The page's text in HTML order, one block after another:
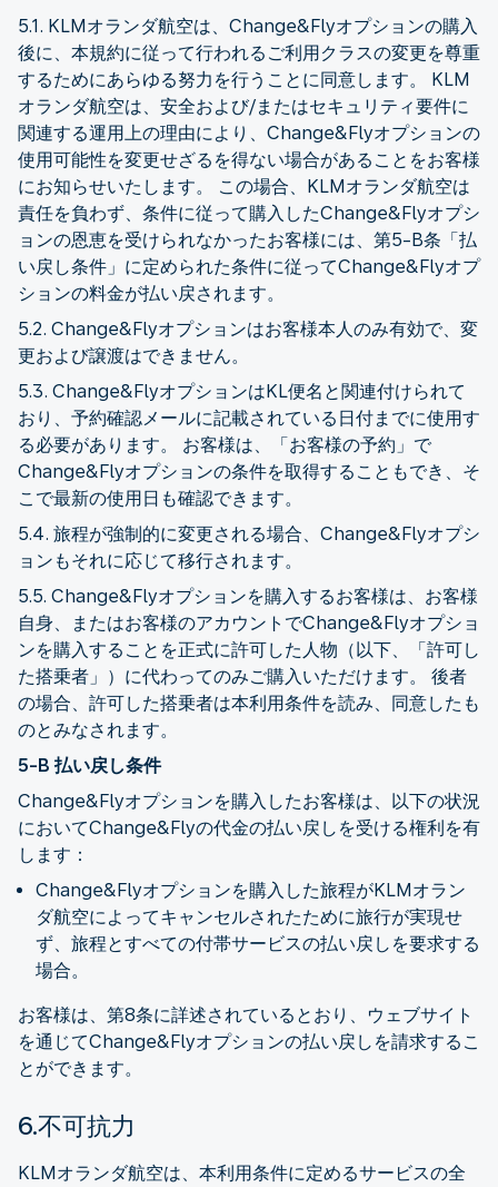
5.1. KLMオランダ航空は、Change&Flyオプションの購入
後に、本規約に従って行われるご利用クラスの変更を尊重
するためにあらゆる努力を行うことに同意します。 KLM
オランダ航空は、安全および/またはセキュリティ要件に
関連する運用上の理由により、Change&Flyオプションの
使用可能性を変更せざるを得ない場合があることをお客様
にお知らせいたします。 この場合、KLMオランダ航空は
責任を負わず、条件に従って購入したChange&Flyオプシ
ョンの恩恵を受けられなかったお客様には、第5-B条「払
い戻し条件」に定められた条件に従ってChange&Flyオプ
ションの料金が払い戻されます。
5.2. Change&Flyオプションはお客様本人のみ有効で、変
更および譲渡はできません。
5.3. Change&FlyオプションはKL便名と関連付けられて
おり、予約確認メールに記載されている日付までに使用す
る必要があります。 お客様は、「お客様の予約」で
Change&Flyオプションの条件を取得することもでき、そ
こで最新の使用日も確認できます。
5.4. 旅程が強制的に変更される場合、Change&Flyオプシ
ョンもそれに応じて移行されます。
5.5. Change&Flyオプションを購入するお客様は、お客様
自身、またはお客様のアカウントでChange&Flyオプショ
ンを購入することを正式に許可した人物（以下、「許可し
た搭乗者」）に代わってのみご購入いただけます。 後者
の場合、許可した搭乗者は本利用条件を読み、同意したも
のとみなされます。
5-B 払い戻し条件
Change&Flyオプションを購入したお客様は、以下の状況
においてChange&Flyの代金の払い戻しを受ける権利を有
します：
Change&Flyオプションを購入した旅程がKLMオラン
ダ航空によってキャンセルされたために旅行が実現せ
ず、旅程とすべての付帯サービスの払い戻しを要求する
場合。
お客様は、第8条に詳述されているとおり、ウェブサイト
を通じてChange&Flyオプションの払い戻しを請求するこ
とができます。
6.不可抗力
KLMオランダ航空は、本利用条件に定めるサービスの全